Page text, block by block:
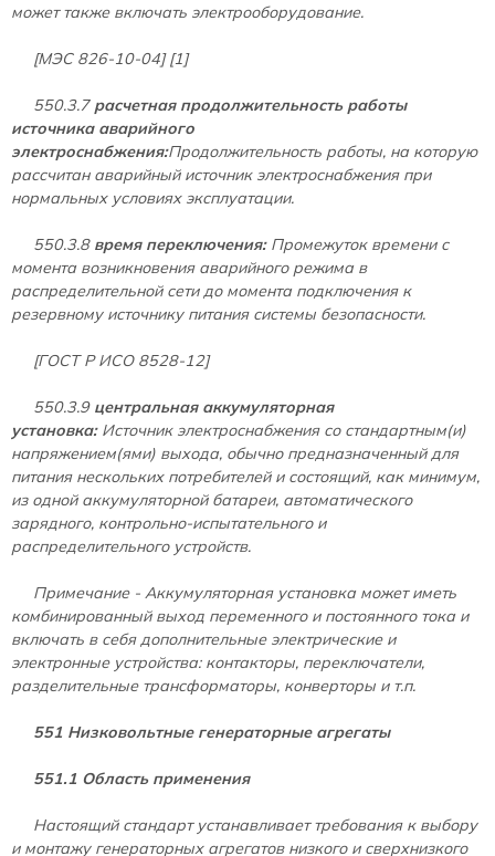
может также включать электрооборудование.
[МЭС 826-10-04] [1]
550.3.7 расчетная продолжительность работы
источника аварийного
электроснабжения:Продолжительность работы, на которую
рассчитан аварийный источник электроснабжения при
нормальных условиях эксплуатации.
550.3.8 время переключения: Промежуток времени с
момента возникновения аварийного режима в
распределительной сети до момента подключения к
резервному источнику питания системы безопасности.
[ГОСТ Р ИСО 8528-12]
550.3.9 центральная аккумуляторная
установка: Источник электроснабжения со стандартным(и)
напряжением(ями) выхода, обычно предназначенный для
питания нескольких потребителей и состоящий, как минимум,
из одной аккумуляторной батареи, автоматического
зарядного, контрольно-испытательного и
распределительного устройств.
Примечание - Аккумуляторная установка может иметь
комбинированный выход переменного и постоянного тока и
включать в себя дополнительные электрические и
электронные устройства: контакторы, переключатели,
разделительные трансформаторы, конверторы и т.п.
551 Низковольтные генераторные агрегаты
551.1 Область применения
Настоящий стандарт устанавливает требования к выбору
и монтажу генераторных агрегатов низкого и сверхнизкого